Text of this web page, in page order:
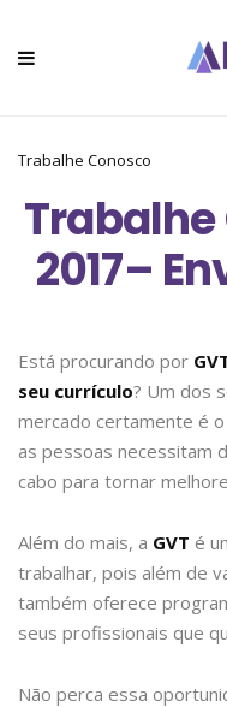
Trabalhe Conosco
Trabalhe
2017–
Está procurando por
seu currículo? Um dos
mercado certamente é o
as pessoas necessitam
cabo para tornar
Além do mais, a GVT é
trabalhar, pois além de
também oferece
seus profissionais que
Não perca essa